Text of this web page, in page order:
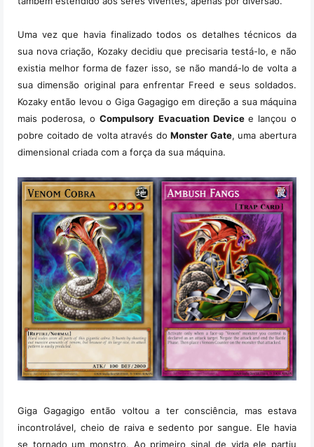
Uma vez que havia finalizado todos os detalhes técnicos da
sua nova criação, Kozaky decidiu que precisaria testá-lo, e não
existia melhor forma de fazer isso, se não mandá-lo de volta a
sua dimensão original para enfrentar Freed e seus soldados.
Kozaky então levou o Giga Gagagigo em direção a sua máquina
mais poderosa, oCompulsory Evacuation Device e lançou o
pobre coitado de volta através doMonster Gate, uma abertura
dimensional criada com a força da sua máquina.
Giga Gagagigo então voltou a ter consciência, mas estava
incontrolável, cheio de raivae sedento por sangue. Ele havia
se tornado um monstro. Ao primeiro sinal de vida ele partiu